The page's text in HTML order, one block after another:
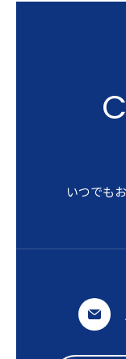
いつでも